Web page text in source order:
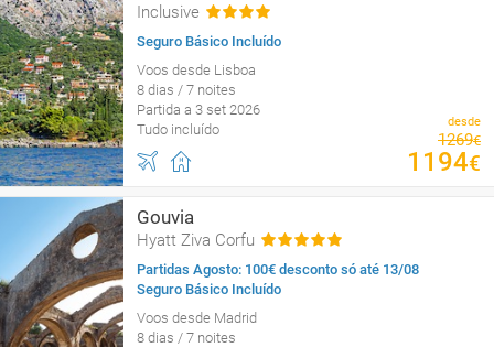
Inclusive
Seguro Básico Incluído
Voos desde Lisboa
8 dias / 7 noites
Partida a 3 set 2026
Tudo incluído
desde
1269€
1194€
Gouvia
Hyatt Ziva Corfu
Partidas Agosto: 100€ desconto só até 13/08
Seguro Básico Incluído
Voos desde Madrid
8 dias / 7 noites